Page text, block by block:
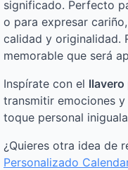
significado. Perfecto
o para expresar
calidad y originalidad.
memorable que será
Inspírate con el
transmitir emociones
toque personal
¿Quieres otra idea de
Personalizado